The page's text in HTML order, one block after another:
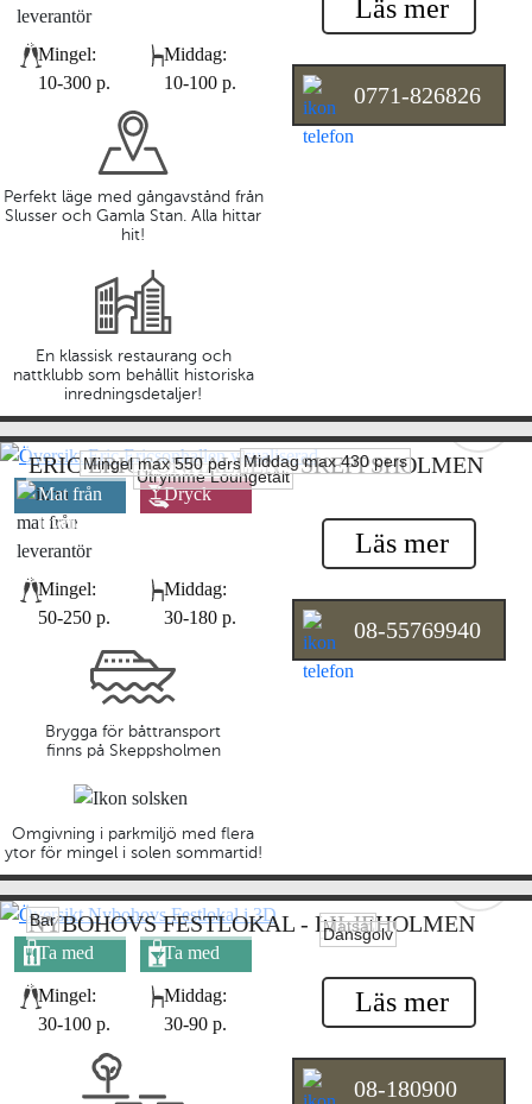
Mingel:
10-300 p.
Middag:
10-100 p.
Perfekt läge med gångavstånd från
Slusser och Gamla Stan. Alla hittar
hit!
En klassisk restaurang och
nattklubb som behållit historiska
inredningsdetaljer!
Läs mer
0771-826826
ERIC ERICSONHALLEN - SKEPPSHOLMEN
Utrymme Loungetält
Mingel max 550 persMiddag max 430 pers
Mat från
leverantör
Dryck
Mingel:
50-250 p.
Middag:
30-180 p.
Brygga för båttransport
finns på Skeppsholmen
Omgivning i parkmiljö med flera
ytor för mingel i solen sommartid!
Läs mer
08-55769940
NYBOHOVS FESTLOKAL - LILJEHOLMEN
Matsal
Bar
Dansgolv
Ta med
Ta med
Mingel:
30-100 p.
Middag:
30-90 p.
Läs mer
08-180900